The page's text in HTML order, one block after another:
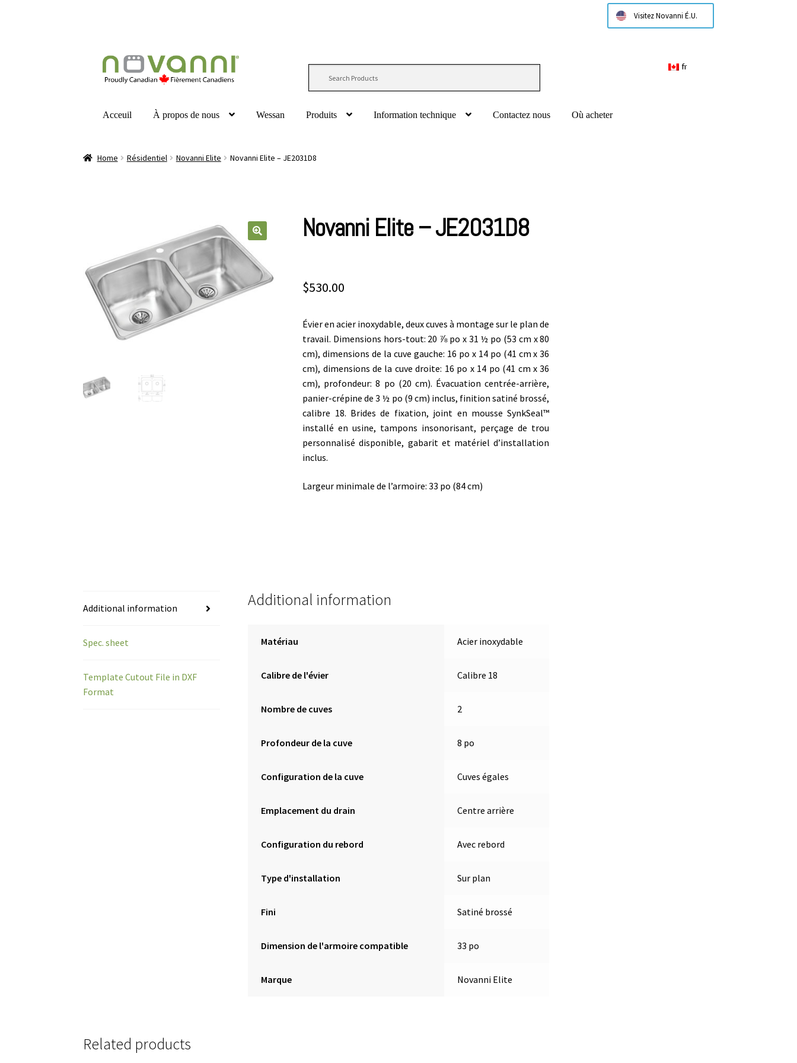
Visitez Novanni É.U.
fr
Acceuil À propos de nous Wessan Produits Information technique Contactez nous Où acheter
Home Résidentiel Novanni Elite Novanni Elite – JE2031D8
Novanni Elite – JE2031D8
$530.00
Évier en acier inoxydable, deux cuves à montage sur le plan de
travail. Dimensions hors-tout: 20 ⅞ po x 31 ½ po (53 cm x 80
cm), dimensions de la cuve gauche: 16 po x 14 po (41 cm x 36
cm), dimensions de la cuve droite: 16 po x 14 po (41 cm x 36
cm), profondeur: 8 po (20 cm). Évacuation centrée-arrière,
panier-crépine de 3 ½ po (9 cm) inclus, finition satiné brossé,
calibre 18. Brides de fixation, joint en mousse SynkSeal™
installé en usine, tampons insonorisant, perçage de trou
personnalisé disponible, gabarit et matériel d’installation
inclus.
Largeur minimale de l’armoire: 33 po (84 cm)
Additional information
Spec. sheet
Template Cutout File in DXF
Format
Additional information
Matériau Acier inoxydable
Calibre de l'évier Calibre 18
Nombre de cuves 2
Profondeur de la cuve 8 po
Configuration de la cuve Cuves égales
Emplacement du drain Centre arrière
Configuration du rebord Avec rebord
Type d'installation Sur plan
Fini Satiné brossé
Dimension de l'armoire compatible 33 po
Marque Novanni Elite
Related products